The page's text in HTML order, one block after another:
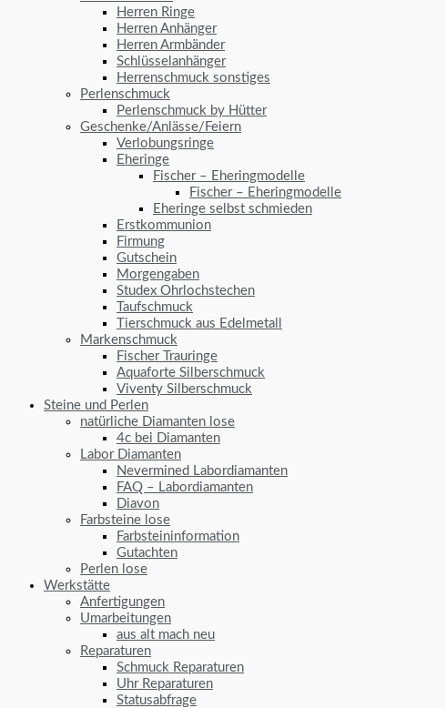
Herren Ringe
Herren Anhänger
Herren Armbänder
Schlüsselanhänger
Herrenschmuck sonstiges
Perlenschmuck
Perlenschmuck by Hütter
Geschenke/Anlässe/Feiern
Verlobungsringe
Eheringe
Fischer – Eheringmodelle
Fischer – Eheringmodelle
Eheringe selbst schmieden
Erstkommunion
Firmung
Gutschein
Morgengaben
Studex Ohrlochstechen
Taufschmuck
Tierschmuck aus Edelmetall
Markenschmuck
Fischer Trauringe
Aquaforte Silberschmuck
Viventy Silberschmuck
Steine und Perlen
natürliche Diamanten lose
4c bei Diamanten
Labor Diamanten
Nevermined Labordiamanten
FAQ – Labordiamanten
Diavon
Farbsteine lose
Farbsteininformation
Gutachten
Perlen lose
Werkstätte
Anfertigungen
Umarbeitungen
aus alt mach neu
Reparaturen
Schmuck Reparaturen
Uhr Reparaturen
Statusabfrage